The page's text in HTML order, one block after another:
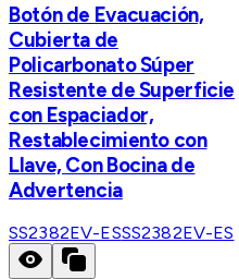
Botón de Evacuación,
Cubierta de
Policarbonato Súper
Resistente de Superficie
con Espaciador,
Restablecimiento con
Llave, Con Bocina de
Advertencia
SS2382EV-ESSS2382EV-ES